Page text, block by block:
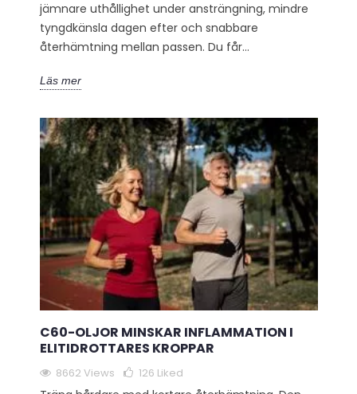
jämnare uthållighet under ansträngning, mindre
tyngdkänsla dagen efter och snabbare
återhämtning mellan passen. Du får...
Läs mer
C60-OLJOR MINSKAR INFLAMMATION I
ELITIDROTTARES KROPPAR
8662 Views 126 Liked